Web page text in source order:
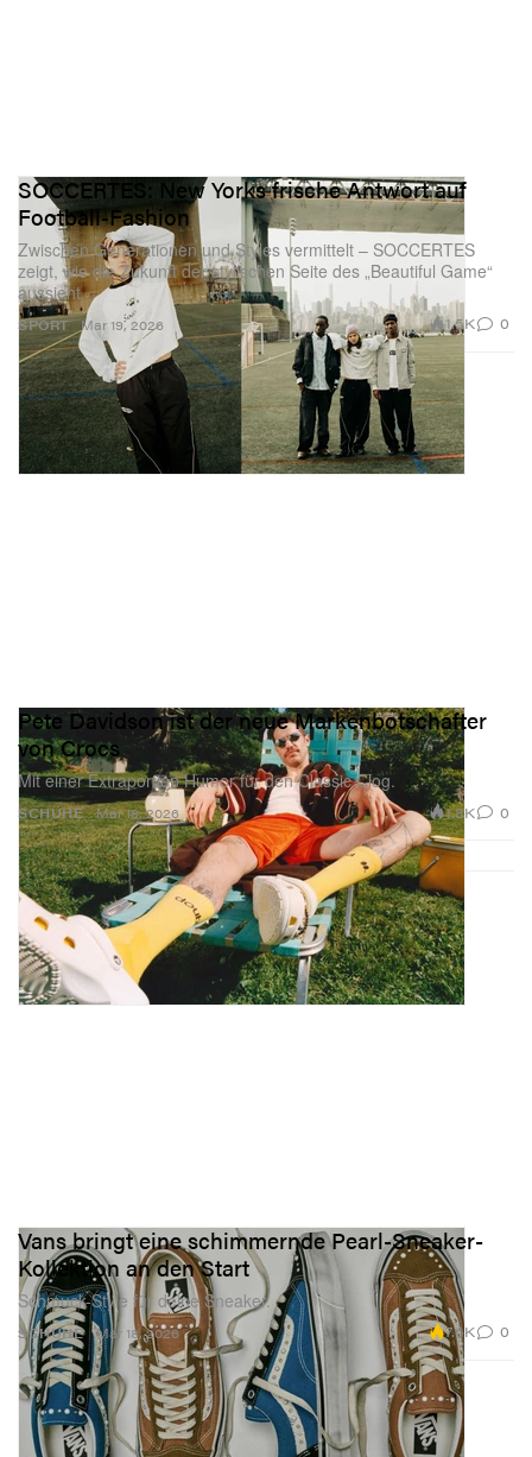
SPORT
SOCCERTES: New Yorks frische Antwort auf
Football-Fashion
Zwischen Generationen und Styles vermittelt – SOCCERTES
zeigt, wie die Zukunft der stylischen Seite des „Beautiful Game“
aussieht.
Mar 19, 2026 1.5K 0
SCHUHE
Pete Davidson ist der neue Markenbotschafter
von Crocs
Mit einer Extraportion Humor für den Classic Clog.
Mar 18, 2026 1.8K 0
SCHUHE
Vans bringt eine schimmernde Pearl-Sneaker-
Kollektion an den Start
Schmuck-Style für deine Sneaker.
Mar 18, 2026 7.6K 0